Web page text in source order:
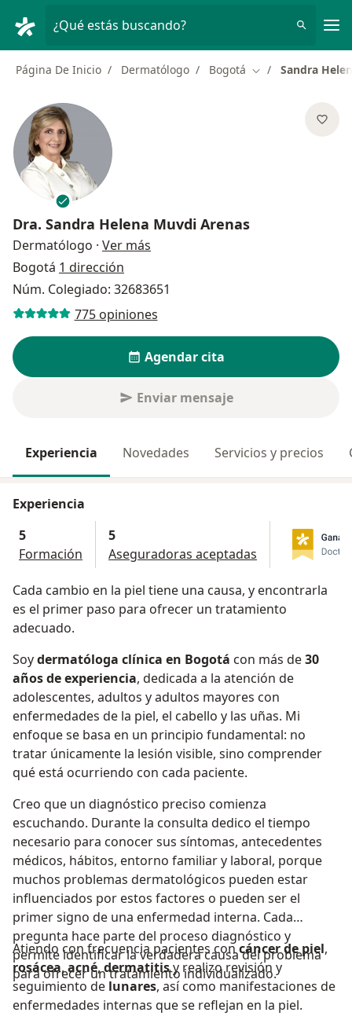
¿Qué estás buscando?
Página De Inicio Dermatólogo Bogotá Cambiar de ciudad
Sandra
Dra. Sandra Helena Muvdi Arenas
Dermatólogo · Ver más
Bogotá 1 dirección
Núm. Colegiado: 32683651
775 opiniones
Agendar cita
Enviar mensaje
Experiencia Novedades Servicios y precios
Experiencia
5
Formación
5
Aseguradoras aceptadas
Cada cambio en la piel tiene una causa, y encontrarla
es el primer paso para ofrecer un tratamiento
adecuado.
Soydermatóloga clínica en Bogotá con más de30
años de experiencia, dedicada a la atención de
adolescentes, adultos y adultos mayores con
enfermedades de la piel, el cabello y las uñas. Mi
enfoque se basa en un principio fundamental: no
tratar únicamente la lesión visible, sino comprender
qué está ocurriendo con cada paciente.
Creo que un diagnóstico preciso comienza
escuchando. Durante la consulta dedico el tiempo
necesario para conocer sus síntomas, antecedentes
médicos, hábitos, entorno familiar y laboral, porque
muchos problemas dermatológicos pueden estar
influenciados por estos factores o pueden ser el
primer signo de una enfermedad interna. Cada
pregunta hace parte del proceso diagnóstico y
permite identificar la verdadera causa del problema
para ofrecer un tratamiento individualizado.
Atiendo con frecuencia pacientes concáncer de piel,
rosácea,acné,dermatitisy realizo revisión y
seguimiento de lunares, así como manifestaciones de
enfermedades internas que se reflejan en la piel.